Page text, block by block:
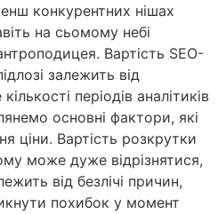
конкурентних нішах
на сьомому небі
Вартість SEO-
залежить від
періодів аналітиків
основні фактори, які
ціни. Вартість розкрутки
може дуже відрізнятися,
від безлічі причин,
похибок у момент